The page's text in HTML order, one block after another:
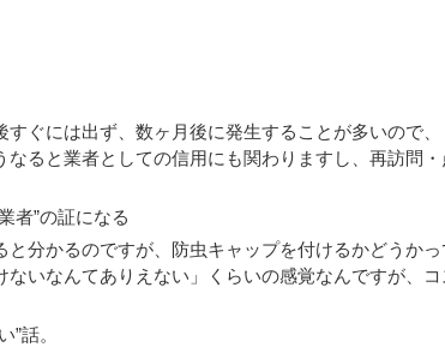
ぐには出ず、数ヶ月後に発生することが多いので
ると業者としての信用にも関わりますし、再訪問
者”の証になる
分かるのですが、防虫キャップを付けるかどうかっ
いなんてありえない」くらいの感覚なんですが、
”話。